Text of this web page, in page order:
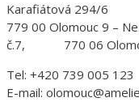
Karafiátová 294/6
779 00 Olomouc 9 –
č.7, 770 06
Tel: +420 739 005 123
E-mail: